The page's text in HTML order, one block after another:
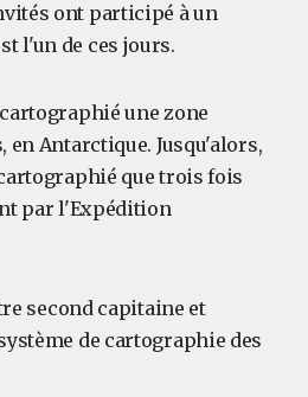
ont participé à un
l'un de ces jours.
une zone
en Antarctique. Jusqu'alors,
que trois fois
par l'Expédition
second capitaine et
de cartographie des